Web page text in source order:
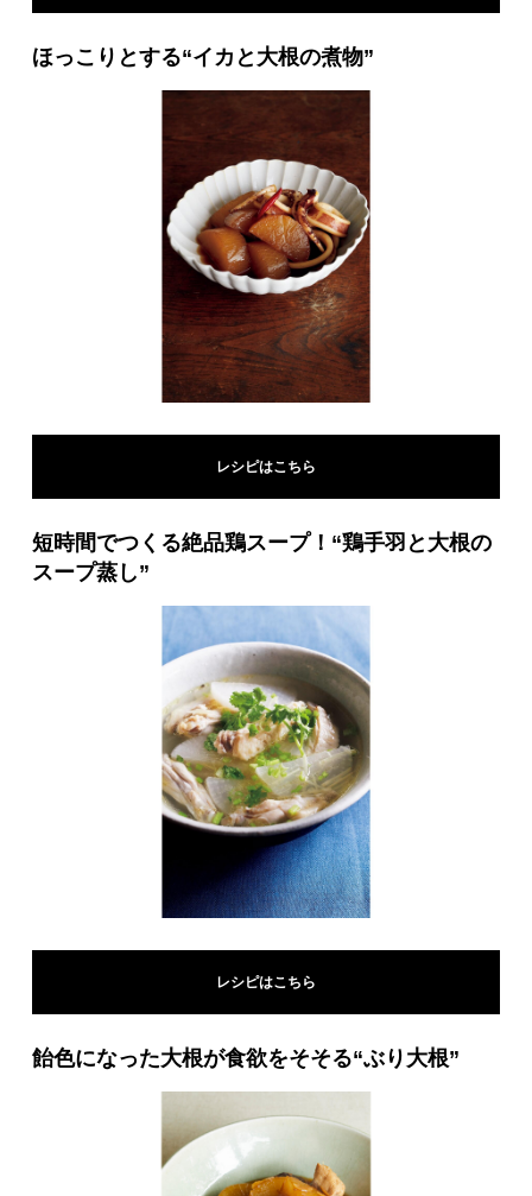
ほっこりとする“イカと大根の煮物”
レシピはこちら
短時間でつくる絶品鶏スープ！“鶏手羽と大根の
スープ蒸し”
レシピはこちら
飴色になった大根が食欲をそそる“ぶり大根”